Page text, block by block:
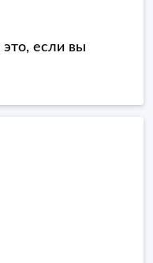
это, если вы